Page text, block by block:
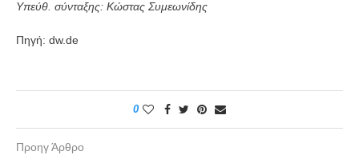
Υπεύθ. σύνταξης: Κώστας Συμεωνίδης
Πηγή: dw.de
0
Προηγ Άρθρο